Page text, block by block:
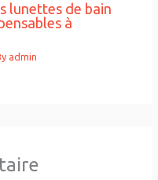
lunettes de bain
à
admin